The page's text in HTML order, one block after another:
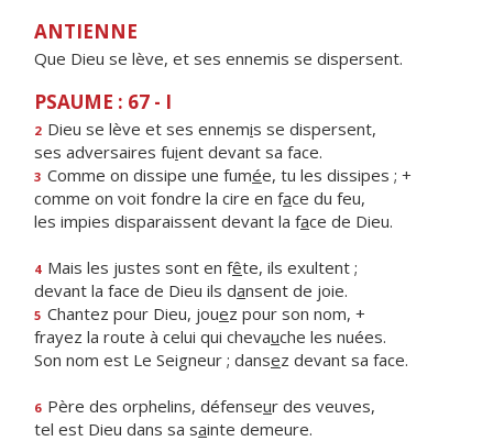
ANTIENNE
Que Dieu se lève, et ses ennemis se dispersent.
PSAUME : 67 - I
2 Dieu se lève et ses ennemis se dispersent,
ses adversaires fuient devant sa face.
3 Comme on dissipe une fumée, tu les dissipes ; +
comme on voit fondre la cire en face du feu,
les impies disparaissent devant la face de Dieu.
4 Mais les justes sont en fête, ils exultent ;
devant la face de Dieu ils dansent de joie.
5 Chantez pour Dieu, jouez pour son nom, +
frayez la route à celui qui chevauche les nuées.
Son nom est Le Seigneur ; dansez devant sa face.
6 Père des orphelins, défenseur des veuves,
tel est Dieu dans sa sainte demeure.